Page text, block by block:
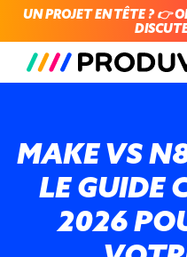
UN PROJET EN TÊTE ? 👉
MAKE VS
LE GUIDE
2026